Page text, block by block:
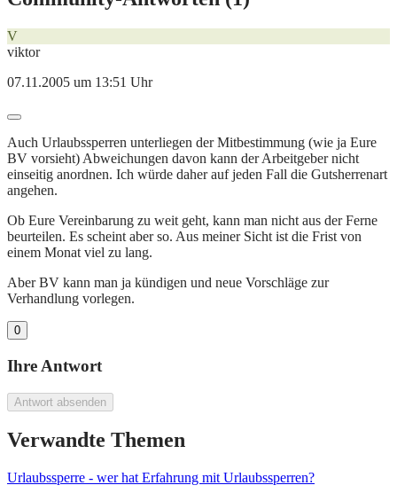
V
viktor
07.11.2005 um 13:51 Uhr
Auch Urlaubssperren unterliegen der Mitbestimmung (wie ja Eure
BV vorsieht) Abweichungen davon kann der Arbeitgeber nicht
einseitig anordnen. Ich würde daher auf jeden Fall die Gutsherrenart
angehen.
Ob Eure Vereinbarung zu weit geht, kann man nicht aus der Ferne
beurteilen. Es scheint aber so. Aus meiner Sicht ist die Frist von
einem Monat viel zu lang.
Aber BV kann man ja kündigen und neue Vorschläge zur
Verhandlung vorlegen.
0
Ihre Antwort
Antwort absenden
Verwandte Themen
Urlaubssperre - wer hat Erfahrung mit Urlaubssperren?